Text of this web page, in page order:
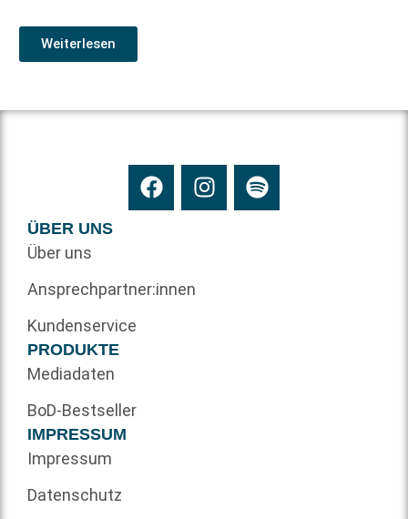
Weiterlesen
ÜBER UNS
Über uns
Ansprechpartner:innen
Kundenservice
PRODUKTE
Mediadaten
BoD-Bestseller
IMPRESSUM
Impressum
Datenschutz